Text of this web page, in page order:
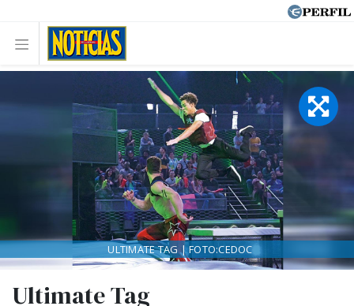
Ultimate Tag
ULTIMATE TAG | FOTO:CEDOC